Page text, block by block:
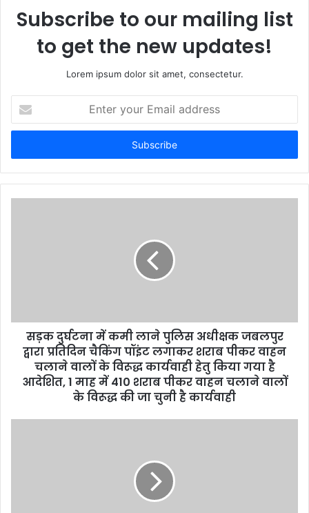
Subscribe to our mailing list
to get the new updates!
Lorem ipsum dolor sit amet, consectetur.
t
r
y
सड़क दुर्घटना में कमी लाने पुलिस अधीक्षक जबलपुर
द्वारा प्रतिदिन चैकिंग पॉइंट लगाकर शराब पीकर वाहन
चलाने वालों के विरूद्ध कार्यवाही हेतु किया गया है
आदेशित, 1 माह में 410 शराब पीकर वाहन चलाने वालों
के विरूद्ध की जा चुनी है कार्यवाही